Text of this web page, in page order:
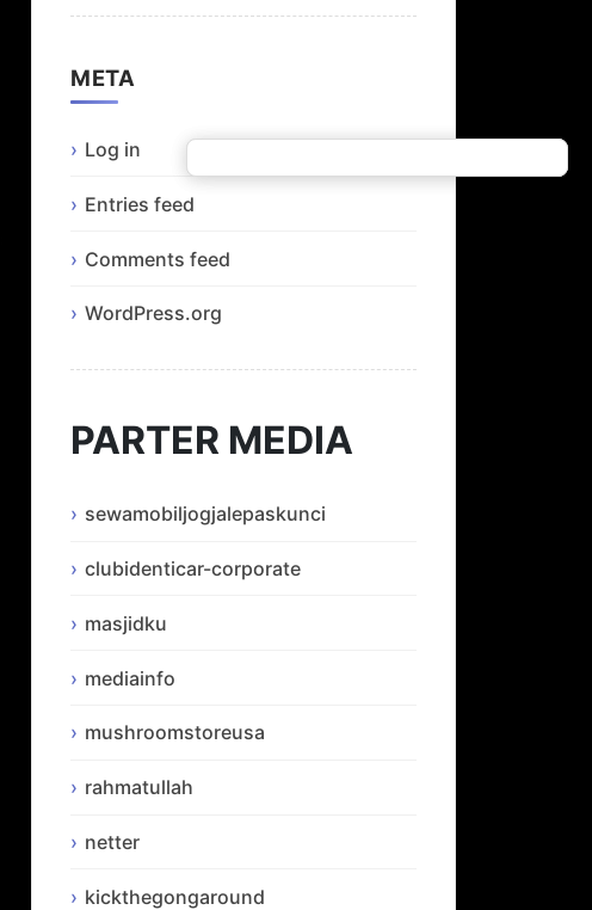
META
Log in
Entries feed
Comments feed
WordPress.org
PARTER MEDIA
sewamobiljogjalepaskunci
clubidenticar-corporate
masjidku
mediainfo
mushroomstoreusa
rahmatullah
netter
kickthegongaround